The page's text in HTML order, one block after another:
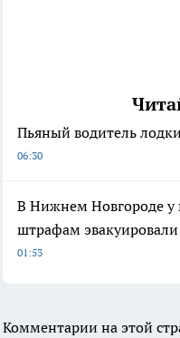
Пьяный водитель
06:30
В Нижнем Новгороде у
штрафам
01:53
Комментарии на этой